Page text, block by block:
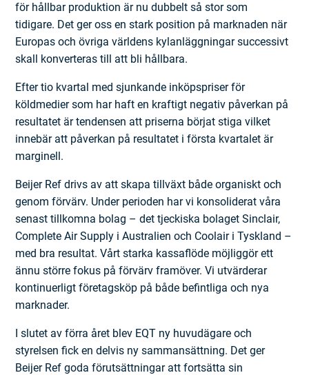
för hållbar produktion är nu dubbelt så stor som
tidigare. Det ger oss en stark position på marknaden när
Europas och övriga världens kylanläggningar successivt
skall konverteras till att bli hållbara.
Efter tio kvartal med sjunkande inköpspriser för
köldmedier som har haft en kraftigt negativ påverkan på
resultatet är tendensen att priserna börjat stiga vilket
innebär att påverkan på resultatet i första kvartalet är
marginell.
Beijer Ref drivs av att skapa tillväxt både organiskt och
genom förvärv. Under perioden har vi konsoliderat våra
senast tillkomna bolag – det tjeckiska bolaget Sinclair,
Complete Air Supply i Australien och Coolair i Tyskland –
med bra resultat. Vårt starka kassaflöde möjliggör ett
ännu större fokus på förvärv framöver. Vi utvärderar
kontinuerligt företagsköp på både befintliga och nya
marknader.
I slutet av förra året blev EQT ny huvudägare och
styrelsen fick en delvis ny sammansättning. Det ger
Beijer Ref goda förutsättningar att fortsätta sin